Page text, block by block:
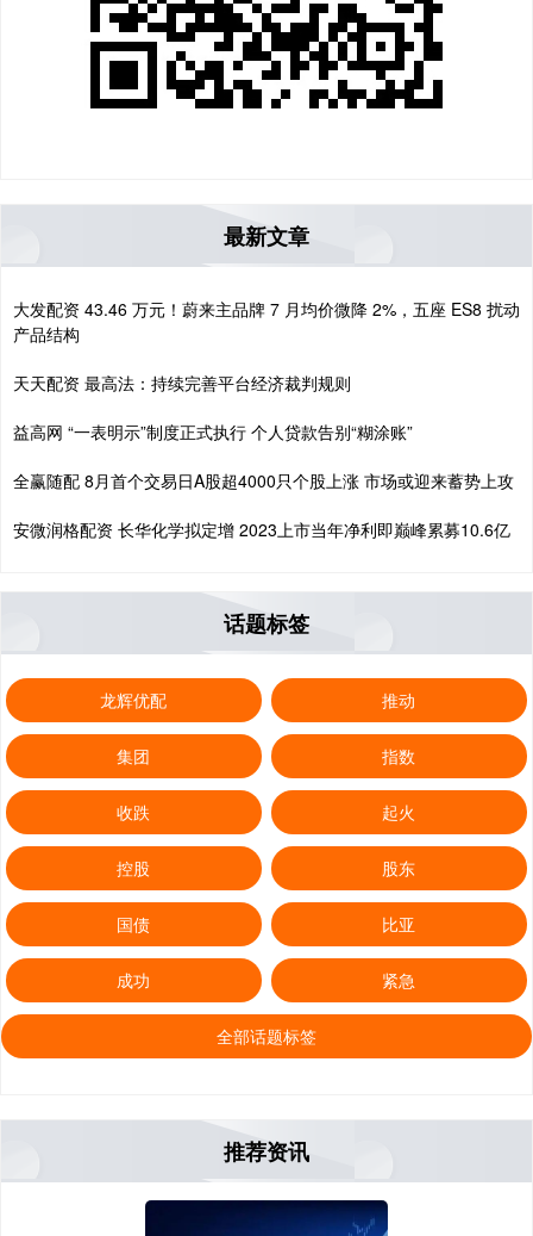
最新文章
大发配资 43.46 万元！蔚来主品牌 7 月均价微降 2%，五座 ES8 扰动
产品结构
天天配资 最高法：持续完善平台经济裁判规则
益高网 “一表明示”制度正式执行 个人贷款告别“糊涂账”
全赢随配 8月首个交易日A股超4000只个股上涨 市场或迎来蓄势上攻
安微润格配资 长华化学拟定增 2023上市当年净利即巅峰累募10.6亿
话题标签
龙辉优配 推动
集团 指数
收跌 起火
控股 股东
国债 比亚
成功 紧急
全部话题标签
推荐资讯